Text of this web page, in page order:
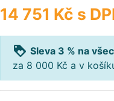
14 751 Kč s
loyalty Sleva 3 % na
za 8 000 Kč a v